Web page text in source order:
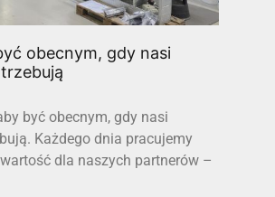
obecnym, gdy nasi
być obecnym, gdy nasi
Każdego dnia pracujemy
dla naszych partnerów –